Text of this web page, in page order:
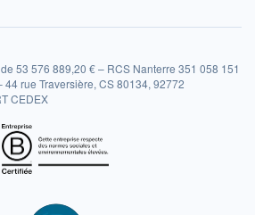
53 576 889,20 € – RCS Nanterre 351 058 151
44 rue Traversière, CS 80134, 92772
CEDEX